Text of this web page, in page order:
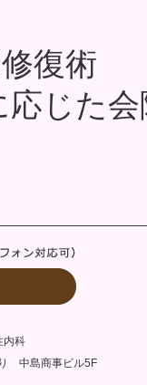
復術
じた
内科
中島商事ビル5F